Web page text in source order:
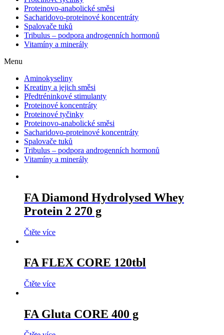
Proteinovo-anabolické směsi
Sacharidovo-proteinové koncentráty
Spalovače tuků
Tribulus – podpora androgenních hormonů
Vitamíny a minerály
Menu
Aminokyseliny
Kreatiny a jejich směsi
Předtréninkové stimulanty
Proteinové koncentráty
Proteinové tyčinky
Proteinovo-anabolické směsi
Sacharidovo-proteinové koncentráty
Spalovače tuků
Tribulus – podpora androgenních hormonů
Vitamíny a minerály
FA Diamond Hydrolysed Whey
Protein 2 270 g
Čtěte více
FA FLEX CORE 120tbl
Čtěte více
FA Gluta CORE 400 g